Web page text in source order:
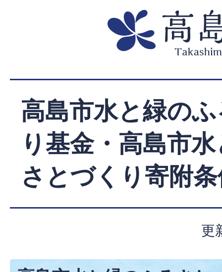
高島市水と緑の
り基金・高島市
さとづくり寄附
更